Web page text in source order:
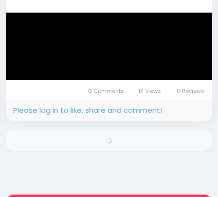
0 Comments 1K Views 0 Reviews
Please log in to like, share and comment!